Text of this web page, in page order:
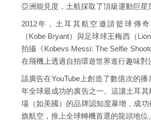
亞洲能見度，土航採取了頂級運動巨星
2012年，土耳其航空邀請籃球傳
（Kobe Bryant）與足球球王梅西（
拍攝《Kobevs Messi: The Selfie
在飛機上透過自拍環遊世界進行趣味對
該廣告在YouTube上創造了數億次的播
年全球最成功的廣告之一。這讓土耳
場（如美國）的品牌認知度暴增，成
旗航空，推上全球轉機首選的龍頭地位。